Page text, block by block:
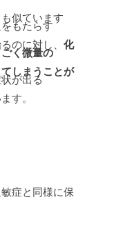
似ています
もたらす
のに対し、 化
く微量の
しまうことが
が出る
す。
症と同様に保